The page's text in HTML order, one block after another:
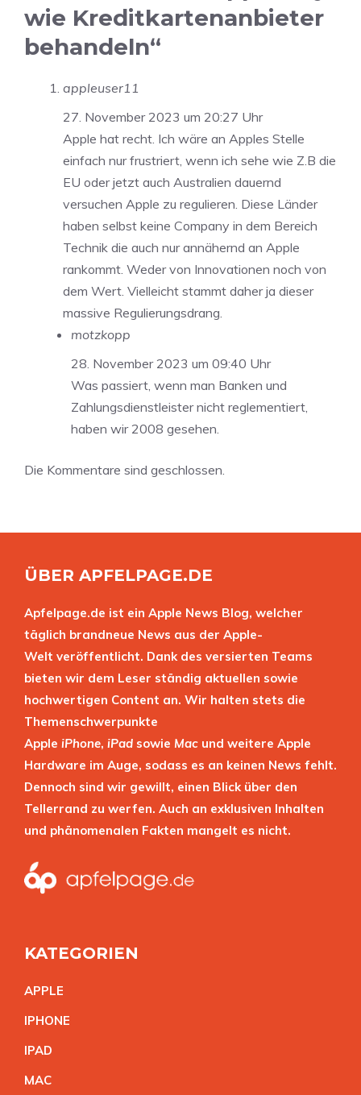
wie Kreditkartenanbieter
behandeln“
appleuser11
27. November 2023 um 20:27 Uhr
Apple hat recht. Ich wäre an Apples Stelle
einfach nur frustriert, wenn ich sehe wie Z.B die
EU oder jetzt auch Australien dauernd
versuchen Apple zu regulieren. Diese Länder
haben selbst keine Company in dem Bereich
Technik die auch nur annähernd an Apple
rankommt. Weder von Innovationen noch von
dem Wert. Vielleicht stammt daher ja dieser
massive Regulierungsdrang.
motzkopp
28. November 2023 um 09:40 Uhr
Was passiert, wenn man Banken und
Zahlungsdienstleister nicht reglementiert,
haben wir 2008 gesehen.
Die Kommentare sind geschlossen.
ÜBER APFELPAGE.DE
Apfelpage.de ist ein Apple News Blog, welcher
täglich brandneue News aus der Apple-
Welt veröffentlicht. Dank des versierten Teams
bieten wir dem Leser ständig aktuellen sowie
hochwertigen Content an. Wir halten stets die
Themenschwerpunkte
Apple iPhone, iPad sowie Mac und weitere Apple
Hardware im Auge, sodass es an keinen News fehlt.
Dennoch sind wir gewillt, einen Blick über den
Tellerrand zu werfen. Auch an exklusiven Inhalten
und phänomenalen Fakten mangelt es nicht.
KATEGORIEN
APPLE
IPHONE
IPAD
MAC